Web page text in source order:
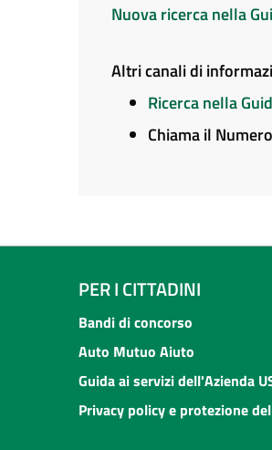
Nuova ricerca nella
Altri canali di
Ricerca nella
Chiama il
PER I CITTADINI
Bandi di concorso
Auto Mutuo Aiuto
Guida ai servizi dell'Azienda
Privacy policy e protezione